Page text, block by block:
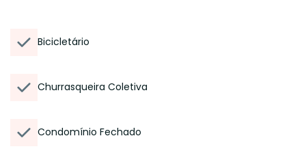
Bicicletário
Churrasqueira Coletiva
Condomínio Fechado